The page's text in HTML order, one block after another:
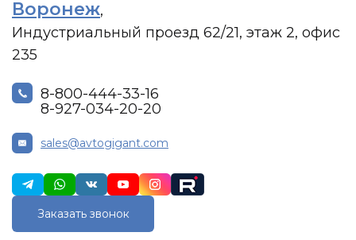
Воронеж,
Индустриальный проезд 62/21, этаж 2, офис
235
8-800-444-33-16
8-927-034-20-20
sales@avtogigant.com
Заказать звонок